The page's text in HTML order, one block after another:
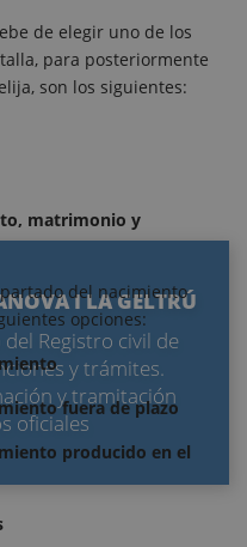
I LA GELTRÚ
Registro civil de
y trámites.
y tramitación
oficiales
de elegir uno de los
para posteriormente
son los siguientes:
matrimonio y
del nacimiento
opciones:
fuera de plazo
producido en el